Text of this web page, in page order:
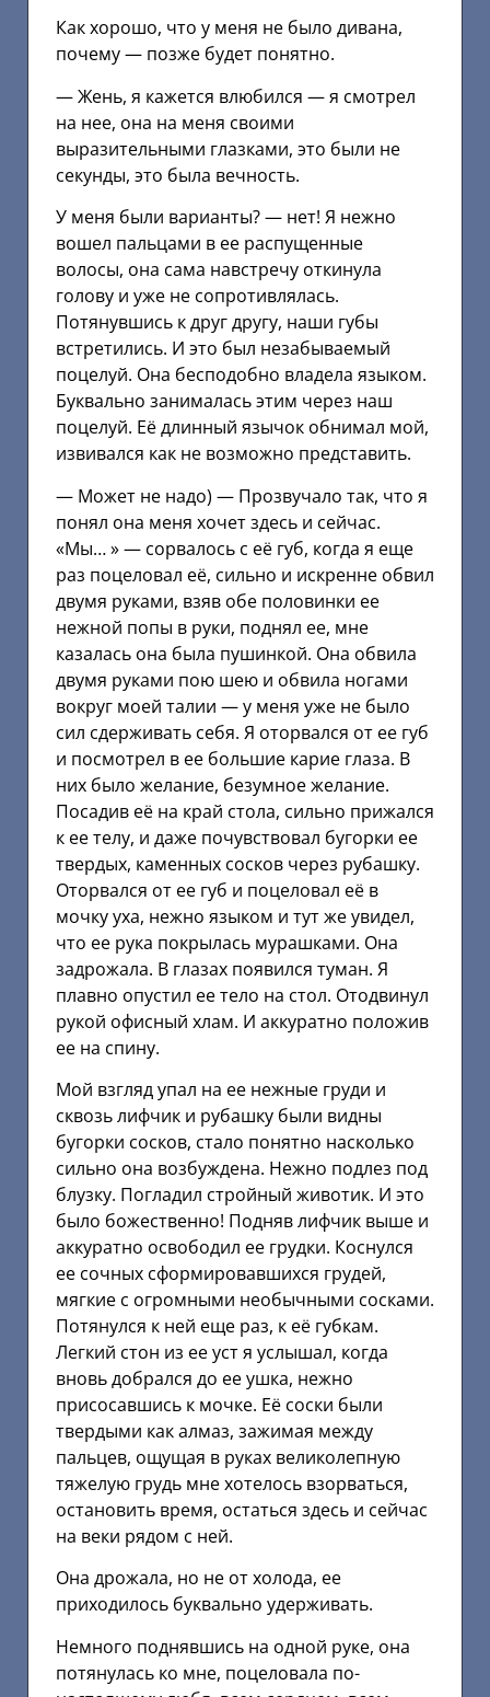
Как хорошо, что у меня не было дивана,
почему — позже будет понятно.
— Жень, я кажется влюбился — я смотрел
на нее, она на меня своими
выразительными глазками, это были не
секунды, это была вечность.
У меня были варианты? — нет! Я нежно
вошел пальцами в ее распущенные
волосы, она сама навстречу откинула
голову и уже не сопротивлялась.
Потянувшись к друг другу, наши губы
встретились. И это был незабываемый
поцелуй. Она бесподобно владела языком.
Буквально занималась этим через наш
поцелуй. Её длинный язычок обнимал мой,
извивался как не возможно представить.
— Может не надо) — Прозвучало так, что я
понял она меня хочет здесь и сейчас.
«Мы… » — сорвалось с её губ, когда я еще
раз поцеловал её, сильно и искренне обвил
двумя руками, взяв обе половинки ее
нежной попы в руки, поднял ее, мне
казалась она была пушинкой. Она обвила
двумя руками пою шею и обвила ногами
вокруг моей талии — у меня уже не было
сил сдерживать себя. Я оторвался от ее губ
и посмотрел в ее большие карие глаза. В
них было желание, безумное желание.
Посадив её на край стола, сильно прижался
к ее телу, и даже почувствовал бугорки ее
твердых, каменных сосков через рубашку.
Оторвался от ее губ и поцеловал её в
мочку уха, нежно языком и тут же увидел,
что ее рука покрылась мурашками. Она
задрожала. В глазах появился туман. Я
плавно опустил ее тело на стол. Отодвинул
рукой офисный хлам. И аккуратно положив
ее на спину.
Мой взгляд упал на ее нежные груди и
сквозь лифчик и рубашку были видны
бугорки сосков, стало понятно насколько
сильно она возбуждена. Нежно подлез под
блузку. Погладил стройный животик. И это
было божественно! Подняв лифчик выше и
аккуратно освободил ее грудки. Коснулся
ее сочных сформировавшихся грудей,
мягкие с огромными необычными сосками.
Потянулся к ней еще раз, к её губкам.
Легкий стон из ее уст я услышал, когда
вновь добрался до ее ушка, нежно
присосавшись к мочке. Её соски были
твердыми как алмаз, зажимая между
пальцев, ощущая в руках великолепную
тяжелую грудь мне хотелось взорваться,
остановить время, остаться здесь и сейчас
на веки рядом с ней.
Она дрожала, но не от холода, ее
приходилось буквально удерживать.
Немного поднявшись на одной руке, она
потянулась ко мне, поцеловала по-